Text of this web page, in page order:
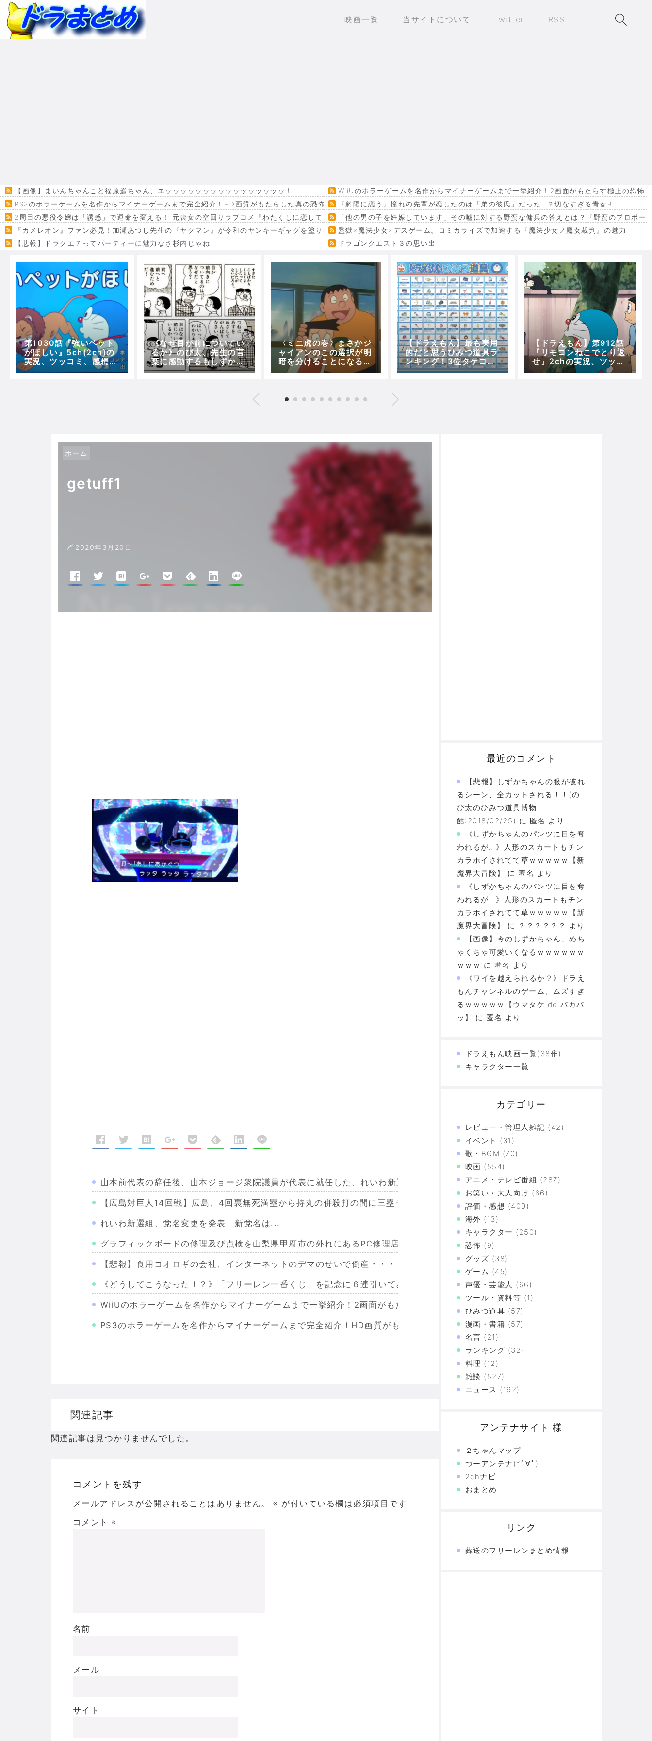
映画一覧 当サイトについて twitter RSS
【画像】まいんちゃんこと福原遥ちゃん、エッッッッッッッッッッッッッッッッ！
WiiUのホラーゲームを名作からマイナーゲームまで一挙紹介！2画面がもたらす極上の恐怖
PS3のホラーゲームを名作からマイナーゲームまで完全紹介！HD画質がもたらした真の恐怖…
『斜陽に恋う』憧れの先輩が恋したのは「弟の彼氏」だった…？切なすぎる青春BL
2周目の悪役令嬢は「誘惑」で運命を変える！ 元喪女の空回りラブコメ『わたくしに恋してください！』「他の男の子を妊娠しています」その嘘に対する野蛮な傭兵の答えとは？『野蛮のプロポー
『カメレオン』ファン必見！加瀬あつし先生の『ヤクマン』が令和のヤンキーギャグを塗り替える監獄×魔法少女×デスゲーム。コミカライズで加速する『魔法少女ノ魔女裁判』の魅力
【悲報】ドラクエ７ってパーティーに魅力なさ杉内じゃね
ドラゴンクエスト３の思い出
Powered by livedoor 相互RSS
第1030話『強いペット
がほしい』5ch(2ch)の
実況、ツッコミ、感想！
【アニメドラえもん(土
《なぜ目が前についてい
るか》のび太、先生の言
葉に感動するもしずかに
論破されるｗｗｗ
〈ミニ虎の巻〉まさかジ
ャイアンのこの選択が明
暗を分けることになると
は！！(仮免許・忍法カ
【ドラえもん】最も実用
的だと思うひみつ道具ラ
ンキング！3位タケコプ
ター、2位四次元ポケッ
【ドラえもん】第912話
『リモコンねこでとり返
せ』2chの実況、ツッコ
ミ、その他感想！
ホーム
getuff1
2020年3月20日
山本前代表の辞任後、山本ジョージ衆院議員が代表に就任した、れいわ新選組が党名を「いのちの党」へ変更することを発表→既に同じ
【広島対巨人14回戦】広島、4回裏無死満塁から持丸の併殺打の間に三塁ランナーが生還し同点に追いつく！！！！！
れいわ新選組、党名変更を発表 新党名は...
グラフィックボードの修理及び点検を山梨県甲府市の外れにあるPC修理店「PCゴジラ」に依頼したが修理ブログが面白くて無限に読め
【悲報】食用コオロギの会社、インターネットのデマのせいで倒産・・・
《どうしてこうなった！？》「フリーレン一番くじ」を記念に６連引いてみた！気づけばXX連で合計○万円使ってた！？
WiiUのホラーゲームを名作からマイナーゲームまで一挙紹介！2画面がもたらす極上の恐怖
PS3のホラーゲームを名作からマイナーゲームまで完全紹介！HD画質がもたらした真の恐怖…
PS2のホラーゲームを名作からマイナーまで完全紹介！フルポリゴンがもたらした恐怖の革命
ドリームキャストのホラーゲームを名作からマイナーまで完全紹介！ビジュアルメモリと駆け抜けた日々を思い出そう
Powered by livedoor 相互RSS
関連記事
関連記事は見つかりませんでした。
コメントを残す
メールアドレスが公開されることはありません。 ※ が付いている欄は必須項目です
コメント ※
名前
メール
サイト
最近のコメント
【悲報】しずかちゃんの服が破れ
るシーン、全カットされる！！(の
び太のひみつ道具博物
館:2018/02/25) に 匿名 より
《しずかちゃんのパンツに目を奪
われるが…》人形のスカートもチン
カラホイされてて草ｗｗｗｗｗ【新
魔界大冒険】
に 匿名 より
《しずかちゃんのパンツに目を奪
われるが…》人形のスカートもチン
カラホイされてて草ｗｗｗｗｗ【新
魔界大冒険】
に ？？？？？？
より
【画像】今のしずかちゃん、めち
ゃくちゃ可愛いくなるｗｗｗｗｗｗ
ｗｗｗ に 匿名 より
《ワイを越えられるか？》ドラえ
もんチャンネルのゲーム、ムズすぎ
るｗｗｗｗｗ【ウマタケ de パカパ
ッ】
に 匿名 より
ドラえもん映画一覧(38作)
キャラクター一覧
カテゴリー
レビュー・管理人雑記 (42)
イベント (31)
歌・BGM (70)
映画 (554)
アニメ・テレビ番組 (287)
お笑い・大人向け (66)
評価・感想 (400)
海外 (13)
キャラクター (250)
恐怖 (9)
グッズ (38)
ゲーム (45)
声優・芸能人 (66)
ツール・資料等 (1)
ひみつ道具 (57)
漫画・書籍 (57)
名言 (21)
ランキング (32)
料理 (12)
雑談 (527)
ニュース (192)
アンテナサイト 様
２ちゃんマップ
つーアンテナ(*ﾟ∀ﾟ)
2chナビ
おまとめ
リンク
葬送のフリーレンまとめ情報